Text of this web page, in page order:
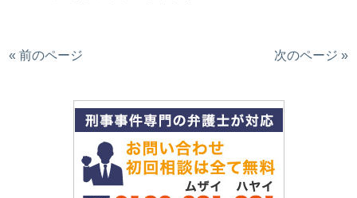
« 前のページ 次のページ »